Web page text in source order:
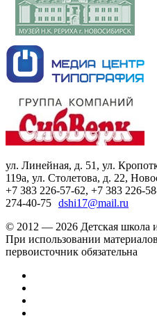
ул. Линейная, д. 51, ул.
119а, ул. Столетова, д. 22,
+7 383 226-57-62, +7 383 226-
274-40-75 dshi17@mail.ru
© 2012 — 2026 Детская школа
При использовании
первоисточник обязательна